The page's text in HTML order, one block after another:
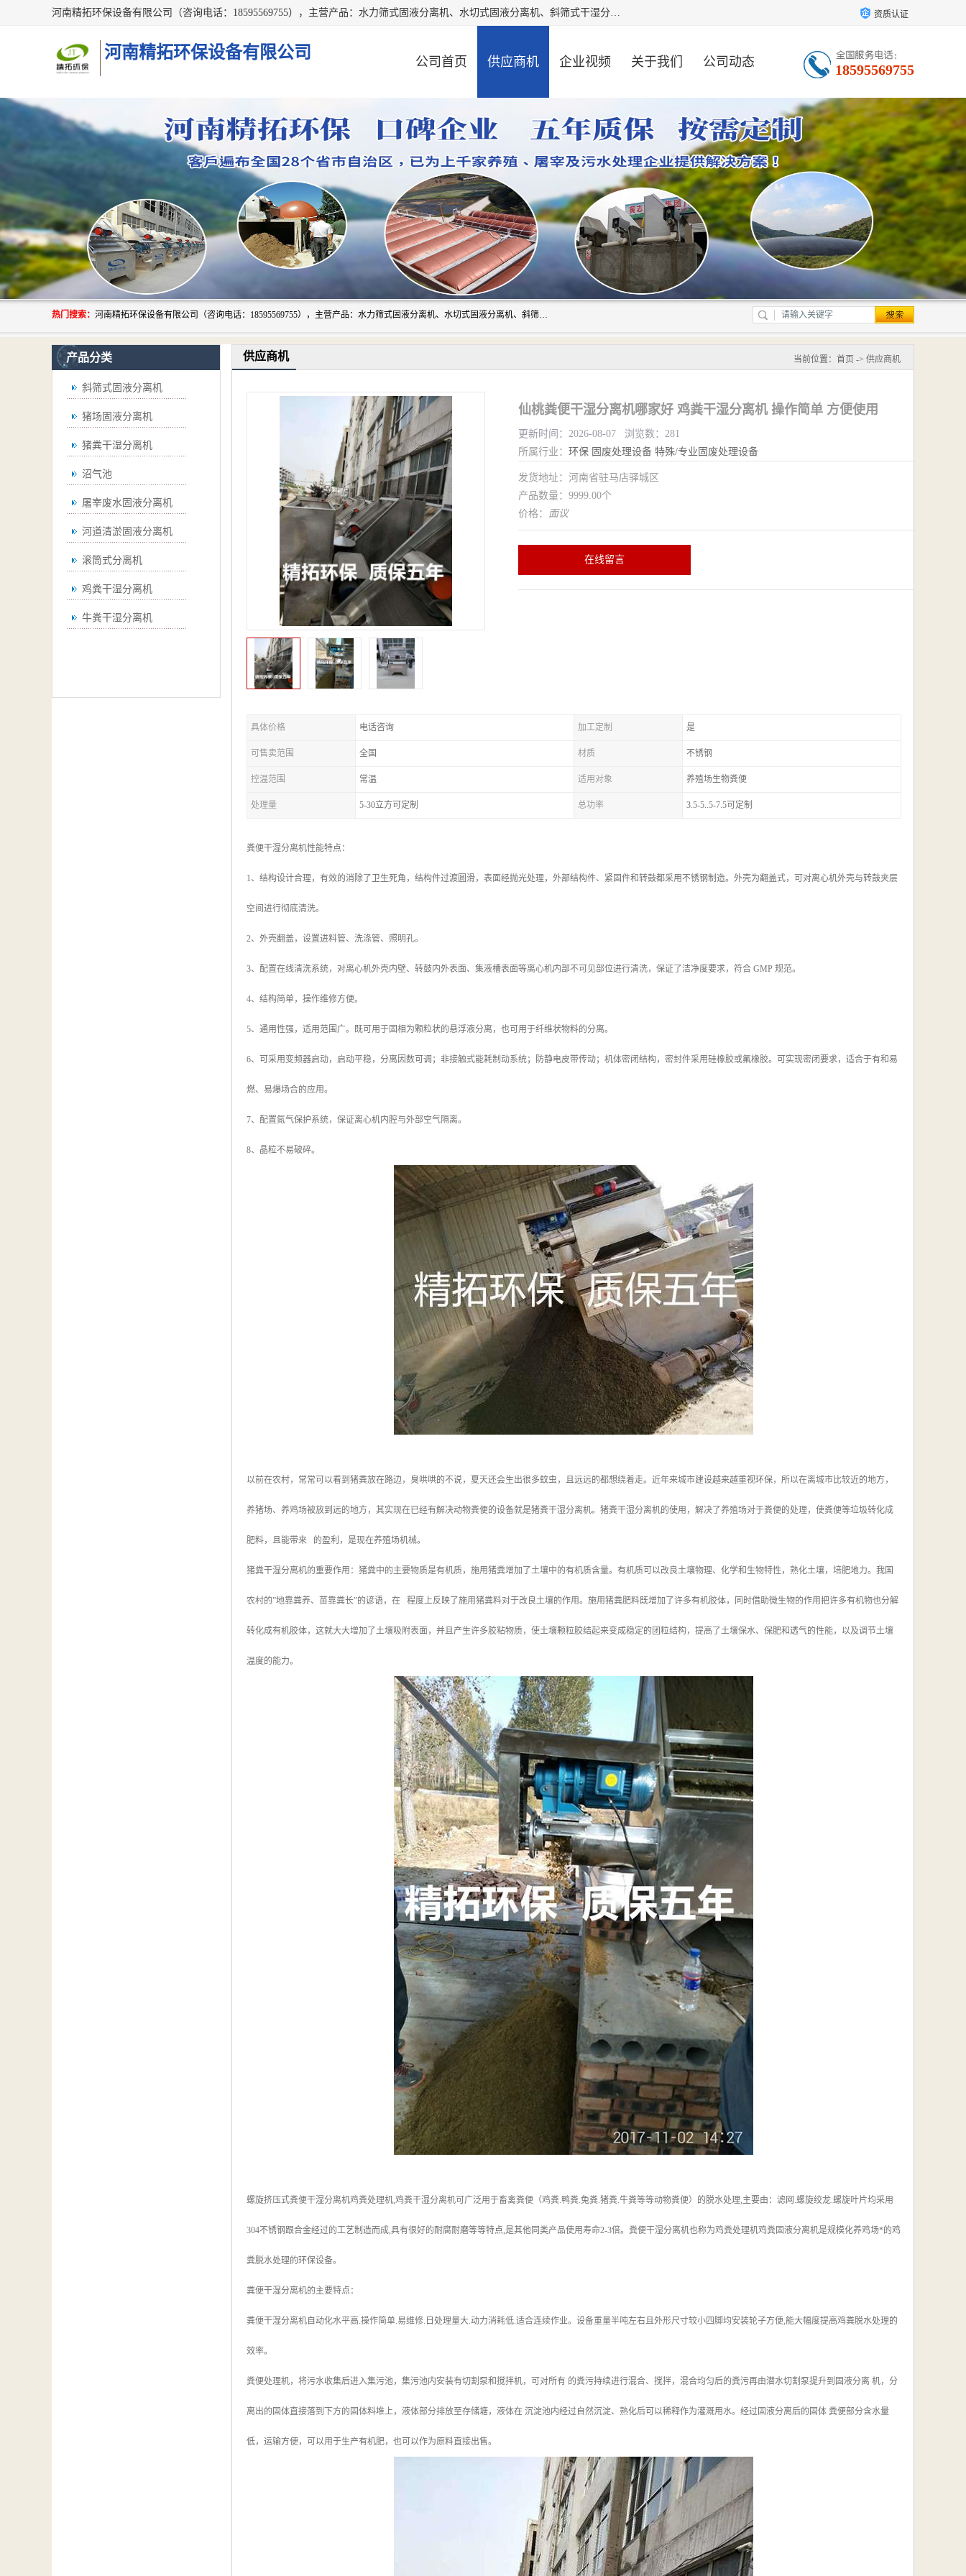
河南精拓环保设备有限公司（咨询电话：18595569755），主营产品：水力筛式固液分离机、水切式固液分离机、斜筛式干湿分离机、养猪场固液分离机、斜筛式固液分离机、屠宰场固液分离机、猪场干湿分离机等。公司从事固液分离设备及配套沼气池的研发、设计、销售与施工，并提供污水处理整体解决方案。 资质认证
河南精拓环保设备有限公司 公司首页 供应商机 企业视频 关于我们 公司动态 18595569755
热门搜索： 河南精拓环保设备有限公司（咨询电话：18595569755），主营产品：水力筛式固液分离机、水切式固液分离机、斜筛式干湿分离机、养猪场固液分离机、斜筛式固液分离机、屠宰场固液分离机、猪场干湿分离机等。公司从事固液分离设备及配套沼气池的研发、设计、销售与施工，并提供污水处理整体解决方案。
产品分类
斜筛式固液分离机
猪场固液分离机
猪粪干湿分离机
沼气池
屠宰废水固液分离机
河道清淤固液分离机
滚筒式分离机
鸡粪干湿分离机
牛粪干湿分离机
供应商机 当前位置： 首页 -> 供应商机
仙桃粪便干湿分离机哪家好 鸡粪干湿分离机 操作简单 方便使用
更新时间：2026-08-07 浏览数：281
所属行业： 环保 固废处理设备 特殊/专业固废处理设备
发货地址：河南省驻马店驿城区
产品数量：9999.00个
价格： 面议
在线留言
具体价格 电话咨询 加工定制 是
可售卖范围 全国 材质 不锈钢
控温范围 常温 适用对象 养殖场生物粪便
处理量 5-30立方可定制 总功率 3.5-5..5-7.5可定制
粪便干湿分离机性能特点：
1、结构设计合理，有效的消除了卫生死角，结构件过渡圆滑，表面经抛光处理，外部结构件、紧固件和转鼓都采用不锈钢制造。外壳为翻盖式，可对离心机外壳与转鼓夹层
空间进行彻底清洗。
2、外壳翻盖，设置进料管、洗涤管、照明孔。
3、配置在线清洗系统，对离心机外壳内壁、转鼓内外表面、集液槽表面等离心机内部不可见部位进行清洗，保证了洁净度要求，符合 GMP 规范。
4、结构简单，操作维修方便。
5、通用性强，适用范围广。既可用于固相为颗粒状的悬浮液分离，也可用于纤维状物料的分离。
6、可采用变频器启动，启动平稳，分离因数可调；非接触式能耗制动系统；防静电皮带传动；机体密闭结构，密封件采用硅橡胶或氟橡胶。可实现密闭要求，适合于有和易
燃、易爆场合的应用。
7、配置氮气保护系统，保证离心机内腔与外部空气隔离。
8、晶粒不易破碎。
以前在农村，常常可以看到猪粪放在路边，臭哄哄的不说，夏天还会生出很多蚊虫，且远远的都想绕着走。近年来城市建设越来越重视环保，所以在离城市比较近的地方，
养猪场、养鸡场被放到远的地方，其实现在已经有解决动物粪便的设备就是猪粪干湿分离机。猪粪干湿分离机的使用，解决了养殖场对于粪便的处理，使粪便等垃圾转化成
肥料，且能带来 的盈利，是现在养殖场机械。
猪粪干湿分离机的重要作用：猪粪中的主要物质是有机质，施用猪粪增加了土壤中的有机质含量。有机质可以改良土壤物理、化学和生物特性，熟化土壤，培肥地力。我国
农村的”地靠粪养、苗靠粪长”的谚语，在 程度上反映了施用猪粪料对于改良土壤的作用。施用猪粪肥料既增加了许多有机胶体，同时借助微生物的作用把许多有机物也分解
转化成有机胶体，这就大大增加了土壤吸附表面，并且产生许多胶粘物质，使土壤颗粒胶结起来变成稳定的团粒结构，提高了土壤保水、保肥和透气的性能，以及调节土壤
温度的能力。
螺旋挤压式粪便干湿分离机鸡粪处理机,鸡粪干湿分离机可广泛用于畜禽粪便（鸡粪.鸭粪.兔粪.猪粪.牛粪等等动物粪便）的脱水处理,主要由：滤网.螺旋绞龙.螺旋叶片均采用
304不锈钢跟合金经过的工艺制造而成,具有很好的耐腐耐磨等等特点,是其他同类产品使用寿命2-3倍。粪便干湿分离机也称为鸡粪处理机鸡粪固液分离机是规模化养鸡场*的鸡
粪脱水处理的环保设备。
粪便干湿分离机的主要特点：
粪便干湿分离机自动化水平高.操作简单.易维修.日处理量大.动力消耗低.适合连续作业。设备重量半吨左右且外形尺寸较小四脚均安装轮子方便,能大幅度提高鸡粪脱水处理的
效率。
粪便处理机，将污水收集后进入集污池，集污池内安装有切割泵和搅拌机，可对所有 的粪污持续进行混合、搅拌，混合均匀后的粪污再由潜水切割泵提升到固液分离 机，分
离出的固体直接落到下方的固体料堆上，液体部分排放至存储塘，液体在 沉淀池内经过自然沉淀、熟化后可以稀释作为灌溉用水。经过固液分离后的固体 粪便部分含水量
低，运输方便，可以用于生产有机肥，也可以作为原料直接出售。